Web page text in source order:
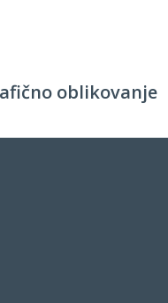
oblikovanje